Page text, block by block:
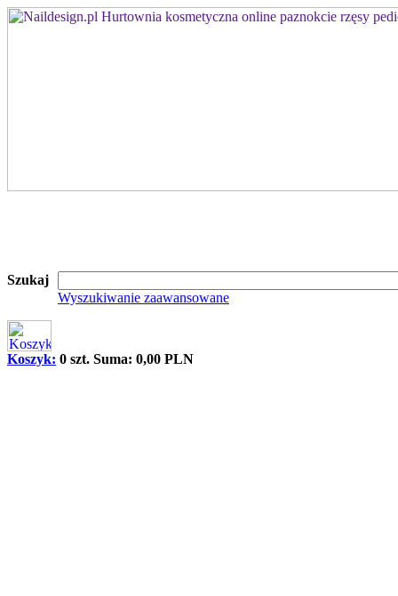
Szukaj
Wyszukiwanie zaawansowane
Koszyk: 0 szt. Suma: 0,00 PLN